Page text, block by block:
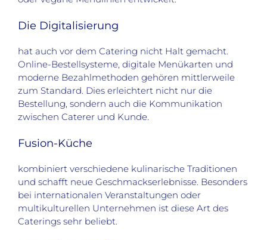
Die Digitalisierung
hat auch vor dem Catering nicht Halt gemacht.
Online-Bestellsysteme, digitale Menükarten und
moderne Bezahlmethoden gehören mittlerweile
zum Standard. Dies erleichtert nicht nur die
Bestellung, sondern auch die Kommunikation
zwischen Caterer und Kunde.
Fusion-Küche
kombiniert verschiedene kulinarische Traditionen
und schafft neue Geschmackserlebnisse. Besonders
bei internationalen Veranstaltungen oder
multikulturellen Unternehmen ist diese Art des
Caterings sehr beliebt.